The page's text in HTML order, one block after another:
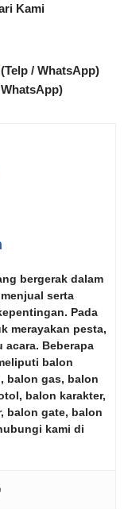
Kami
/ WhatsApp)
bergerak dalam
serta
Pada
merayakan pesta,
Beberapa
balon
, balon gas, balon
, balon karakter,
, balon gate, balon
kami di